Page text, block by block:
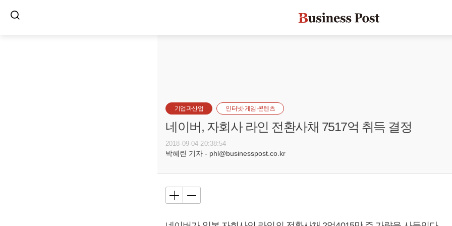
기업과산업 인터넷·게임·콘텐츠
네이버, 자회사 라인 전환사채 7517억 취득 결정
2018-09-04 20:38:54
박혜린 기자 - phl@businesspost.co.kr